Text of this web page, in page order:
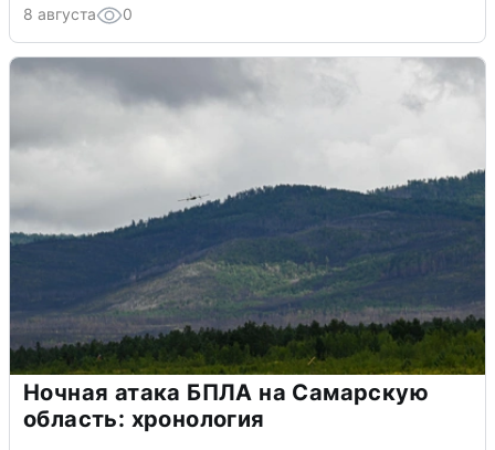
8 августа 0
Ночная атака БПЛА на Самарскую
область: хронология